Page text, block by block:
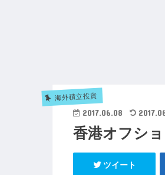
海外積立投資
2017.06.08
香港オフシ
ツイート